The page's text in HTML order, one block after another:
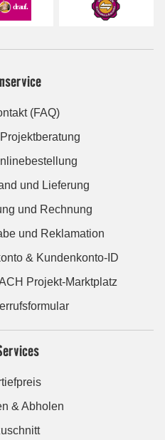
(FAQ)
und Lieferung
und Rechnung
und Reklamation
& Kundenkonto-ID
Projekt-Marktplatz
& Abholen